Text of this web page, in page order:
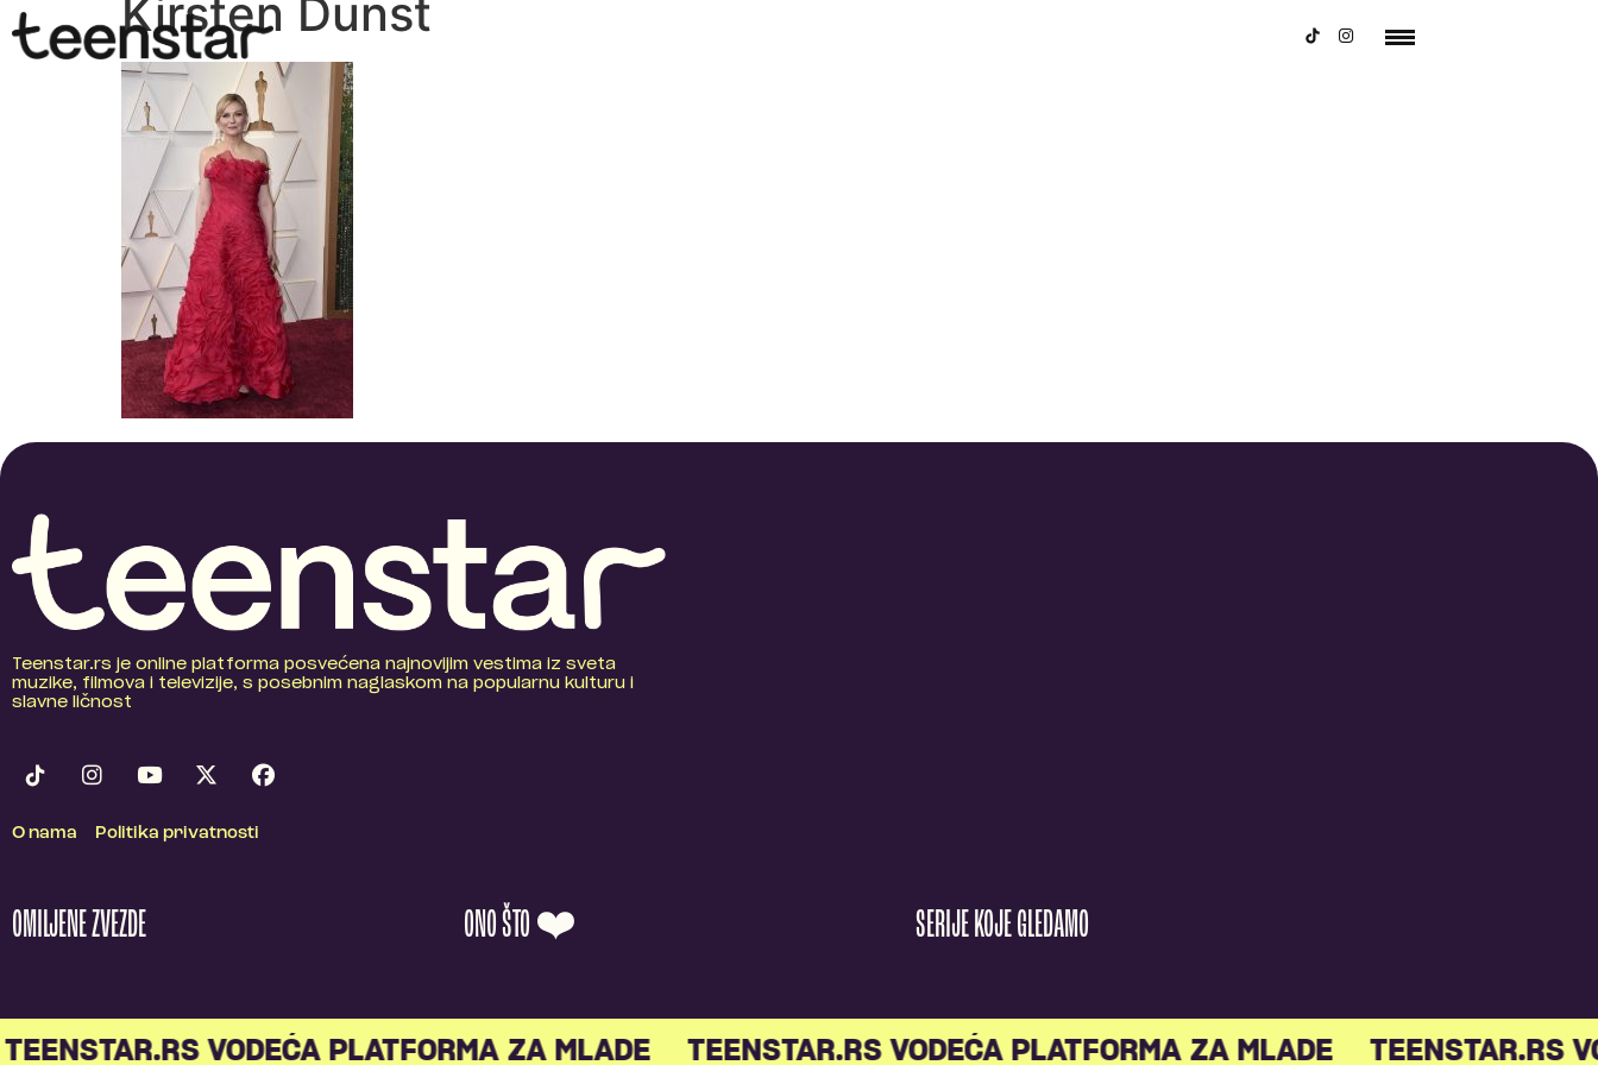
Kirsten Dunst
Teenstar.rs je online platforma posvećena najnovijim vestima iz sveta
muzike, filmova i televizije, s posebnim naglaskom na popularnu kulturu i
slavne ličnost
O nama Politika privatnosti
OMILJENE ZVEZDE ONO ŠTO ❤️ SERIJE KOJE GLEDAMO
VODEĆA PLATFORMA ZA MLADE TEENSTAR.RS VODEĆA PLATFORMA ZA MLADE TEENSTAR.RS